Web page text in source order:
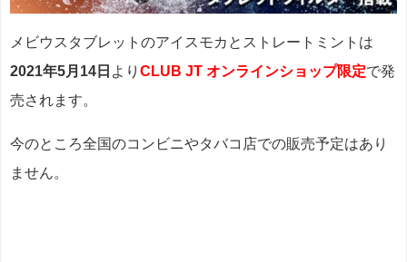
メビウスタブレットのアイスモカとストレートミントは
2021年5月14日 より CLUB JT オンラインショップ限定で発
売されます。
今のところ全国のコンビニやタバコ店での販売予定はあり
ません。